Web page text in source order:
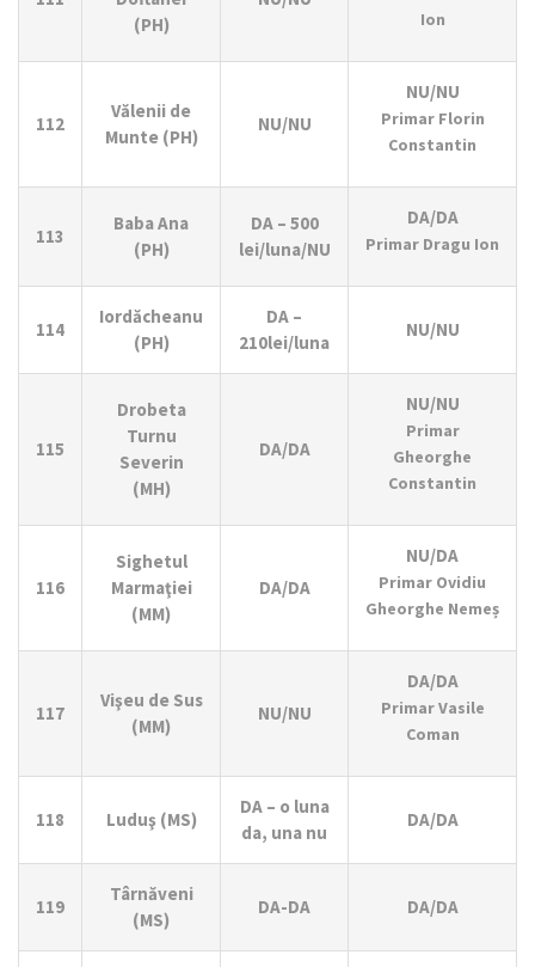
(PH)
Ion
112
Vălenii de
Munte (PH)
NU/NU
NU/NU
Primar Florin
Constantin
113
Baba Ana
(PH)
DA – 500
lei/luna/NU
DA/DA
Primar Dragu Ion
114
Iordăcheanu
(PH)
DA –
210lei/luna
NU/NU
115
Drobeta
Turnu
Severin
(MH)
DA/DA
NU/NU
Primar
Gheorghe
Constantin
116
Sighetul
Marmaţiei
(MM)
DA/DA
NU/DA
Primar Ovidiu
Gheorghe Nemeș
117
Vişeu de Sus
(MM)
NU/NU
DA/DA
Primar Vasile
Coman
118 Luduş (MS)
DA – o luna
da, una nu
DA/DA
119
Târnăveni
(MS)
DA-DA DA/DA